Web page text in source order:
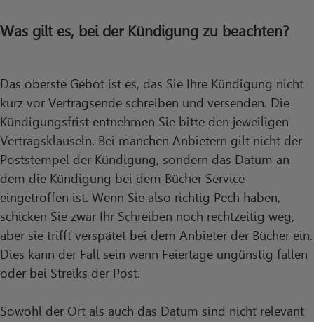
Was gilt es, bei der Kündigung zu beachten?
Das oberste Gebot ist es, das Sie Ihre Kündigung nicht
kurz vor Vertragsende schreiben und versenden. Die
Kündigungsfrist entnehmen Sie bitte den jeweiligen
Vertragsklauseln. Bei manchen Anbietern gilt nicht der
Poststempel der Kündigung, sondern das Datum an
dem die Kündigung bei dem Bücher Service
eingetroffen ist. Wenn Sie also richtig Pech haben,
schicken Sie zwar Ihr Schreiben noch rechtzeitig weg,
aber sie trifft verspätet bei dem Anbieter der Bücher ein.
Dies kann der Fall sein wenn Feiertage ungünstig fallen
oder bei Streiks der Post.
Sowohl der Ort als auch das Datum sind nicht relevant